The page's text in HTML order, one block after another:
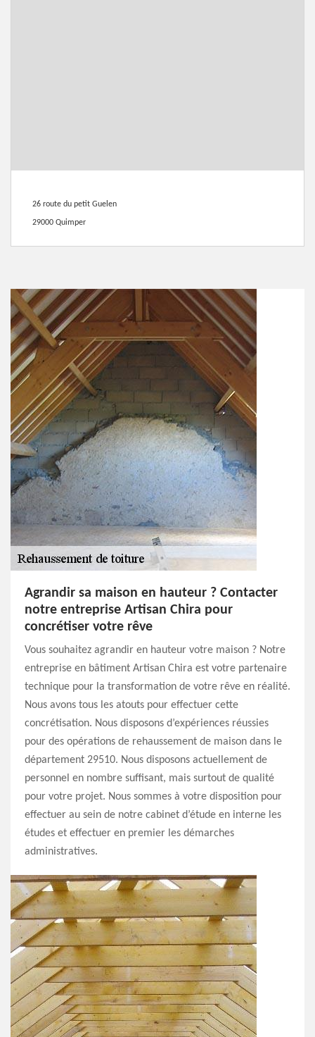
26 route du petit Guelen
29000 Quimper
Agrandir sa maison en hauteur ? Contacter
notre entreprise Artisan Chira pour
concrétiser votre rêve
Vous souhaitez agrandir en hauteur votre maison ? Notre
entreprise en bâtiment Artisan Chira est votre partenaire
technique pour la transformation de votre rêve en réalité.
Nous avons tous les atouts pour effectuer cette
concrétisation. Nous disposons d’expériences réussies
pour des opérations de rehaussement de maison dans le
département 29510. Nous disposons actuellement de
personnel en nombre suffisant, mais surtout de qualité
pour votre projet. Nous sommes à votre disposition pour
effectuer au sein de notre cabinet d’étude en interne les
études et effectuer en premier les démarches
administratives.